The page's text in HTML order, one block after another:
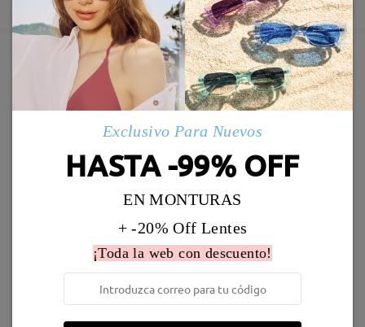
comentarios
Deje su comentario
5-7 días laborales detalles
Enviado
Envío
5-7 días laborales detalles
Llegado
Marcos Similares
7,00 € TM88543
Exclusivo Para Nuevos
HASTA -99% OFF
EN MONTURAS
+ -20% Off Lentes
¡Toda la web con descuento!